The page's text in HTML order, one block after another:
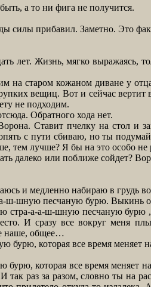
а то ни фига не получится.
силы прибавил. Заметно. Это
лет. Жизнь, мягко выражаясь,
старом кожаном диване у
вещиц. Вот и сейчас вертит
не подходим.
Обратного хода нет.
Ставит пчелку на стол и
с пути сбиваю, но ты
тем лучше? Я бы на это особо не
далеко или поближе сойдет?
и медленно набираю в грудь
ш-шную песчаную бурю. Выкинь
стра-а-а-ш-шную песчаную бурю
И сразу все вокруг меня
наше, общее…
бурю, которая все время меняет
которая все время меняет
раз за разом, словно ты на